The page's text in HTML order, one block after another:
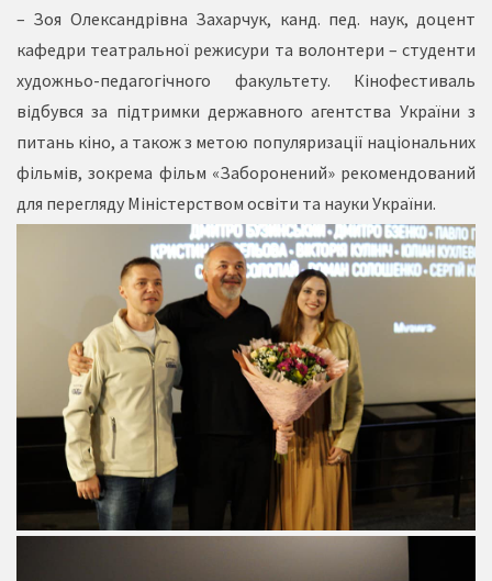
– Зоя Олександрівна Захарчук, канд. пед. наук, доцент
кафедри театральної режисури та волонтери – студенти
художньо-педагогічного факультету. Кінофестиваль
відбувся за підтримки державного агентства України з
питань кіно, а також з метою популяризації національних
фільмів, зокрема фільм «Заборонений» рекомендований
для перегляду Міністерством освіти та науки України.